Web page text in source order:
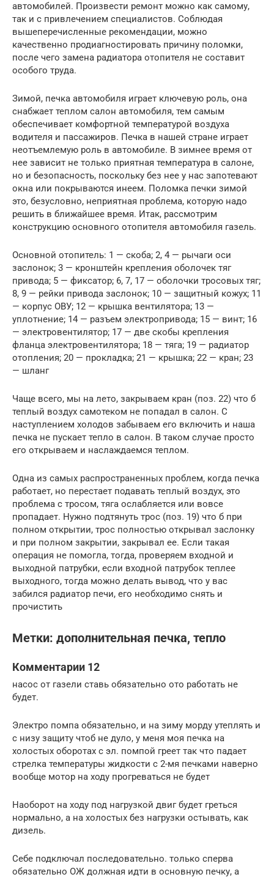
автомобилей. Произвести ремонт можно как самому,
так и с привлечением специалистов. Соблюдая
вышеперечисленные рекомендации, можно
качественно продиагностировать причину поломки,
после чего замена радиатора отопителя не составит
особого труда.
Зимой, печка автомобиля играет ключевую роль, она
снабжает теплом салон автомобиля, тем самым
обеспечивает комфортной температурой воздуха
водителя и пассажиров. Печка в нашей стране играет
неотъемлемую роль в автомобиле. В зимнее время от
нее зависит не только приятная температура в салоне,
но и безопасность, поскольку без нее у нас запотевают
окна или покрываются инеем. Поломка печки зимой
это, безусловно, неприятная проблема, которую надо
решить в ближайшее время. Итак, рассмотрим
конструкцию основного отопителя автомобиля газель.
Основной отопитель: 1 — скоба; 2, 4 — рычаги оси
заслонок; 3 — кронштейн крепления оболочек тяг
привода; 5 — фиксатор; 6, 7, 17 — оболочки тросовых тяг;
8, 9 — рейки привода заслонок; 10 — защитный кожух; 11
— корпус ОВУ; 12 — крышка вентилятора; 13 —
уплотнение; 14 — разъем электропривода; 15 — винт; 16
— электровентилятор; 17 — две скобы крепления
фланца электровентилятора; 18 — тяга; 19 — радиатор
отопления; 20 — прокладка; 21 — крышка; 22 — кран; 23
— шланг
Чаще всего, мы на лето, закрываем кран (поз. 22) что б
теплый воздух самотеком не попадал в салон. С
наступлением холодов забываем его включить и наша
печка не пускает тепло в салон. В таком случае просто
его открываем и наслаждаемся теплом.
Одна из самых распространенных проблем, когда печка
работает, но перестает подавать теплый воздух, это
проблема с тросом, тяга ослабляется или вовсе
пропадает. Нужно подтянуть трос (поз. 19) что б при
полном открытии, трос полностью открывал заслонку
и при полном закрытии, закрывал ее. Если такая
операция не помогла, тогда, проверяем входной и
выходной патрубки, если входной патрубок теплее
выходного, тогда можно делать вывод, что у вас
забился радиатор печи, его необходимо снять и
прочистить
Метки: дополнительная печка, тепло
Комментарии 12
насос от газели ставь обязательно ото работать не
будет.
Электро помпа обязательно, и на зиму морду утеплять и
с низу защиту чтоб не дуло, у меня моя печка на
холостых оборотах с эл. помпой греет так что падает
стрелка температуры жидкости с 2-мя печками наверно
вообще мотор на ходу прогреваться не будет
Наоборот на ходу под нагрузкой двиг будет греться
нормально, а на холостых без нагрузки остывать, как
дизель.
Себе подключал последовательно. только сперва
обязательно ОЖ должная идти в основную печку, а